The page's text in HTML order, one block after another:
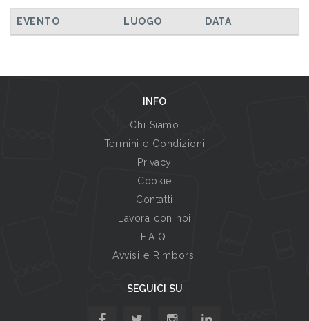
EVENTO LUOGO DATA
INFO
Chi Siamo
Termini e Condizioni
Privacy
Cookie
Contatti
Lavora con noi
F.A.Q.
Avvisi e Rimborsi
SEGUICI SU